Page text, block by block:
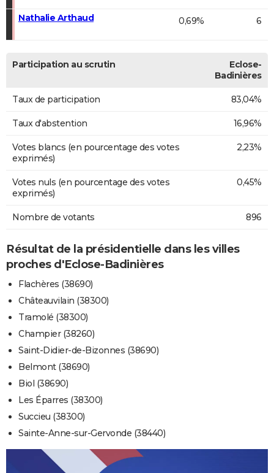
Nathalie Arthaud 0,69% 6
Participation au scrutin
Eclose-
Badinières
Taux de participation 83,04%
Taux d'abstention 16,96%
Votes blancs (en pourcentage des votes
exprimés)
2,23%
Votes nuls (en pourcentage des votes
exprimés)
0,45%
Nombre de votants 896
Résultat de la présidentielle dans les villes
proches d'Eclose-Badinières
Flachères (38690)
Châteauvilain (38300)
Tramolé (38300)
Champier (38260)
Saint-Didier-de-Bizonnes (38690)
Belmont (38690)
Biol (38690)
Les Éparres (38300)
Succieu (38300)
Sainte-Anne-sur-Gervonde (38440)